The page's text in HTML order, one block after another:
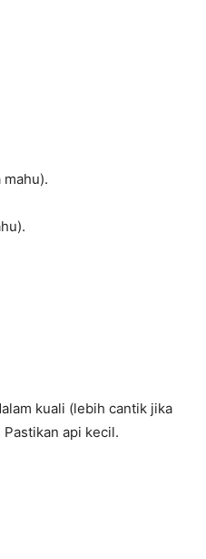
kuali (lebih cantik jika
api kecil.